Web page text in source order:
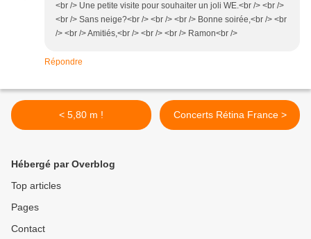
<br /> Une petite visite pour souhaiter un joli WE.<br /> <br />
<br /> Sans neige?<br /> <br /> <br /> Bonne soirée,<br /> <br
/> <br /> Amitiés,<br /> <br /> <br /> Ramon<br />
Répondre
< 5,80 m ! Concerts Rétina France >
Hébergé par Overblog
Top articles
Pages
Contact